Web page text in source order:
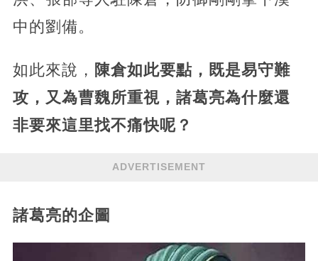
中的劉備。
如此來說， 陳倉如此要點，既是易守難
攻，又為曹魏所重視，諸葛亮為什麼還
非要來這里找不痛快呢？
ADVERTISEMENT
諸葛亮的企圖